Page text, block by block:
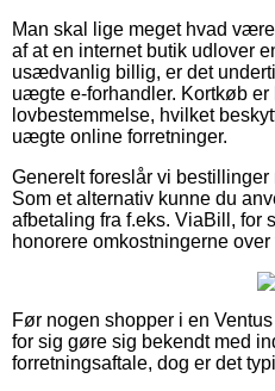
Man skal lige meget hvad
af at en internet butik udlover
usædvanlig billig, er det
uægte e-forhandler. Kortkøb
lovbestemmelse, hvilket
uægte online forretninger.
Generelt foreslår vi
Som et alternativ kunne du
afbetaling fra f.eks. ViaBill, for
honorere omkostningerne over
Før nogen shopper i en
for sig gøre sig bekendt med
forretningsaftale, dog er det